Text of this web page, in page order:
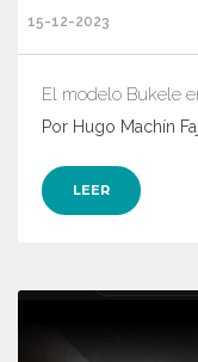
15-12-2023
El modelo Bukele
Por Hugo Machín
LEER